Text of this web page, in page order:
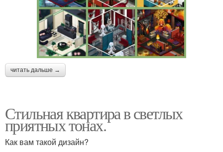
читать дальше →
Стильная квартира в светлых
приятных тонах.
Как вам такой дизайн?